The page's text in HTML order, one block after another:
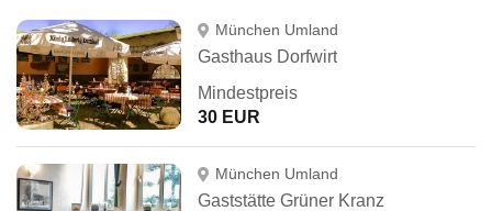
München Umland
Gasthaus Dorfwirt
Mindestpreis
30 EUR
München Umland
Gaststätte Grüner Kranz